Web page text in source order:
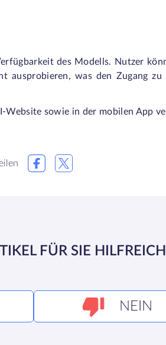
des Modells. Nutzer
ausprobieren, was den Zugang
sowie in der mobilen App
FÜR SIE
NEIN